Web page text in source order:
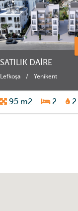
SATILIK DAİRE
Lefkoşa / Yenikent
95 m2 2 2